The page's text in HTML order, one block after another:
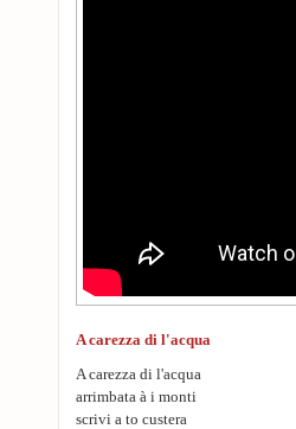
A carezza di l'acqua
A carezza di l'acqua
arrimbata à i monti
scrivi a to custera